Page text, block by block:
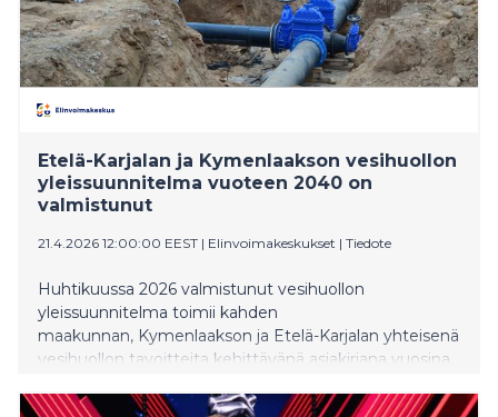
Etelä-Karjalan ja Kymenlaakson vesihuollon
yleissuunnitelma vuoteen 2040 on
valmistunut
21.4.2026 12:00:00 EEST | Elinvoimakeskukset | Tiedote
Huhtikuussa 2026 valmistunut vesihuollon
yleissuunnitelma toimii kahden
maakunnan, Kymenlaakson ja Etelä-Karjalan yhteisenä
vesihuollon tavoitteita kehittävänä asiakirjana vuosina
lisätään ylikunnallisen yhteistyön vaiheittaista